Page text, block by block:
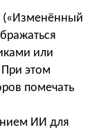
(«Изменённый
или
этом
помечать
ИИ для